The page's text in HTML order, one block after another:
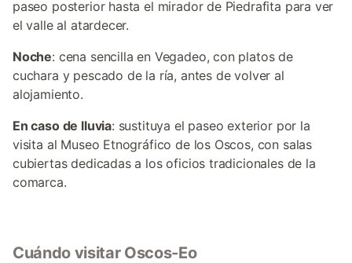
paseo posterior hasta el mirador de Piedrafita para ver
el valle al atardecer.
Noche: cena sencilla en Vegadeo, con platos de
cuchara y pescado de la ría, antes de volver al
alojamiento.
En caso de lluvia: sustituya el paseo exterior por la
visita al Museo Etnográfico de los Oscos, con salas
cubiertas dedicadas a los oficios tradicionales de la
comarca.
Cuándo visitar Oscos-Eo